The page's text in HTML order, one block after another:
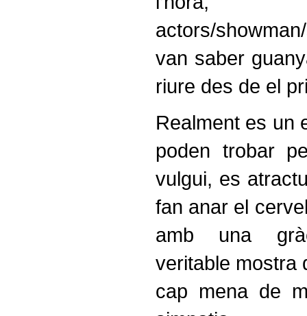
actors/
van saber
riure des de el
Realment es un
poden trobar
vulgui, es
fan anar el
amb una
veritable mostra
cap mena de